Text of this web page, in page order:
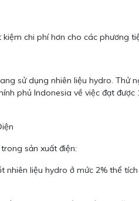
chi phí hơn cho các phương
sử dụng nhiên liệu hydro.
phủ Indonesia về việc đạt
sản xuất điện:
liệu hydro ở mức 2% thể